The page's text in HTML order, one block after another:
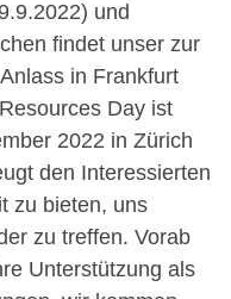
und
findet unser zur
in Frankfurt
Day ist
2022 in Zürich
den Interessierten
zu bieten, uns
zu treffen. Vorab
Unterstützung als